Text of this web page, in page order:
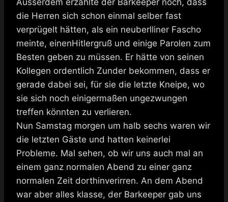
die Herren sich schon einmal selber fast
verprügelt hätten, als ein neuberlliner Fascho
meinte, einenHitlergruß und einige Parolen zum
Besten geben zu müssen. Er hätte von seinen
Kollegen ordentlich Zunder bekommen, dass er
gerade dabei sei, für sie die letzte Kneipe, wo
sie sich noch einigermaßen ungezwungen
treffen könnten zu verlieren.
Nun Samstag morgen um halb sechs waren wir
die letzten Gäste und hatten keinerlei
Probleme. Mal sehen, ob wir uns auch mal an
einem ganz normalen Abend zu einer ganz
normalen Zeit dorthinverirren. An dem Abend
war aber alles klasse, der Barkeeper gab uns